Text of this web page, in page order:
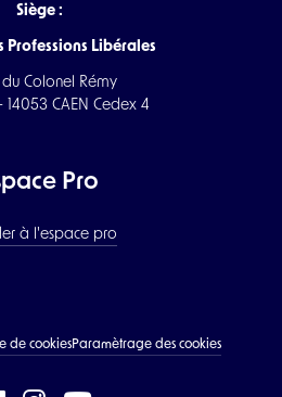
Siège :
Professions Libérales
du Colonel Rémy
14053 CAEN Cedex 4
Pro
à l'espace pro
de cookiesParamètrage des cookies